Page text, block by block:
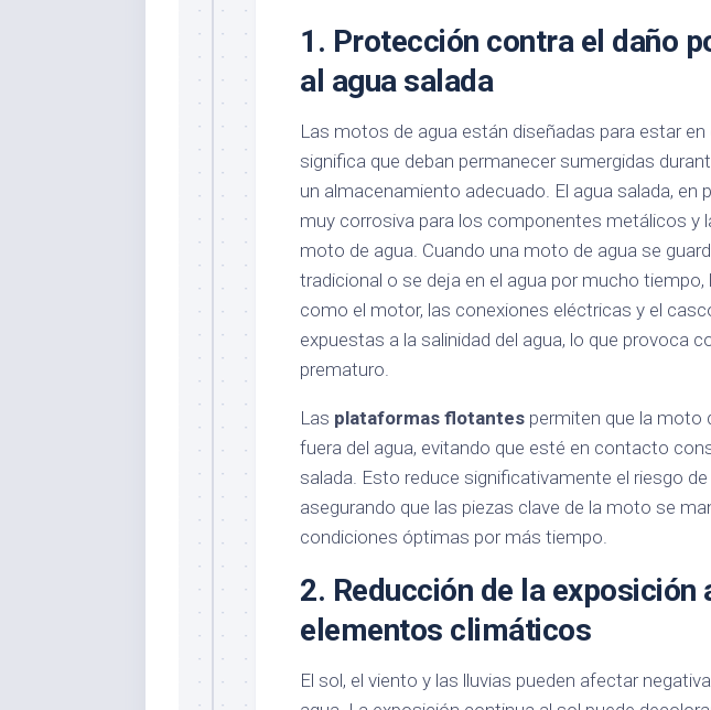
1. Protección contra el daño
al agua salada
Las motos de agua están diseñadas para estar en
significa que deban permanecer sumergidas
un almacenamiento adecuado. El agua salada, en
muy corrosiva para los componentes metálicos y
moto de agua. Cuando una moto de agua se
tradicional o se deja en el agua por mucho
como el motor, las conexiones eléctricas y el
expuestas a la salinidad del agua, lo que provoca
prematuro.
Las plataformas flotantes permiten que la moto
fuera del agua, evitando que esté en contacto
salada. Esto reduce significativamente el riesgo
asegurando que las piezas clave de la moto se
condiciones óptimas por más tiempo.
2. Reducción de la exposición
elementos climáticos
El sol, el viento y las lluvias pueden afectar